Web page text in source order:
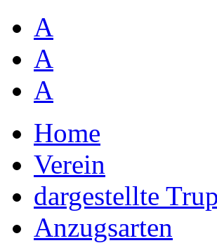
A
A
A
Home
Verein
dargestellte
Anzugsarten